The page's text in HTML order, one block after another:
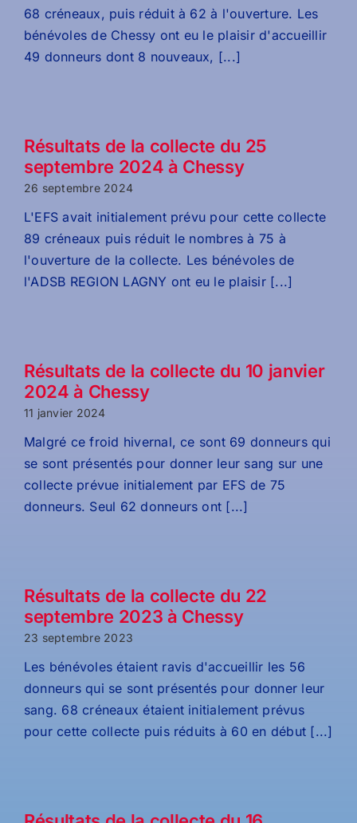
68 créneaux, puis réduit à 62 à l'ouverture. Les
bénévoles de Chessy ont eu le plaisir d'accueillir
49 donneurs dont 8 nouveaux, [...]
Résultats de la collecte du 25
septembre 2024 à Chessy
26 septembre 2024
L'EFS avait initialement prévu pour cette collecte
89 créneaux puis réduit le nombres à 75 à
l'ouverture de la collecte. Les bénévoles de
l'ADSB REGION LAGNY ont eu le plaisir [...]
Résultats de la collecte du 10 janvier
2024 à Chessy
11 janvier 2024
Malgré ce froid hivernal, ce sont 69 donneurs qui
se sont présentés pour donner leur sang sur une
collecte prévue initialement par EFS de 75
donneurs. Seul 62 donneurs ont [...]
Résultats de la collecte du 22
septembre 2023 à Chessy
23 septembre 2023
Les bénévoles étaient ravis d'accueillir les 56
donneurs qui se sont présentés pour donner leur
sang. 68 créneaux étaient initialement prévus
pour cette collecte puis réduits à 60 en début [...]